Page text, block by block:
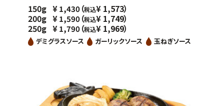
150g ¥1,430（税込¥1,573）
200g ¥1,590（税込¥1,749）
250g ¥1,790（税込¥1,969）
デミグラスソース ガーリックソース 玉ねぎソース